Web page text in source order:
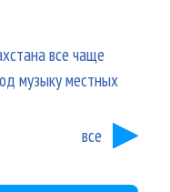
все чаще
музыку местных
все